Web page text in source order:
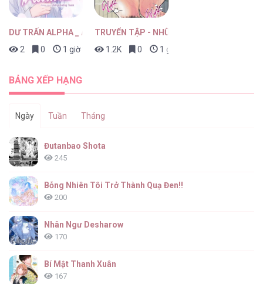
DƯ TRẤN ALPHA _ ALPHA TRAUMA
2
0 1 giờ trước
TRUYỂN TẬP - NHỮNG CON KU NÚNG NÍNH
1.2K
0 1 giờ trước
BẢNG XẾP HẠNG
Ngày Tuần Tháng
Đutanbao Shota
245
Bỗng Nhiên Tôi Trở Thành Quạ Đen!!
200
Nhân Ngư Desharow
170
Bí Mật Thanh Xuân
167